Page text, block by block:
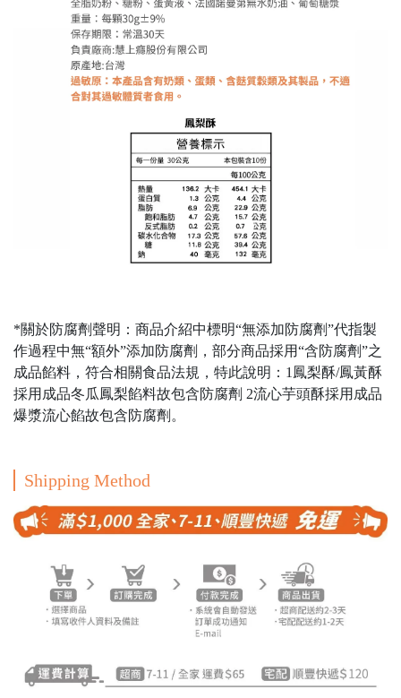
*關於防腐劑聲明：商品介紹中標明“無添加防腐劑”代指製
作過程中無“額外”添加防腐劑，部分商品採用“含防腐劑”之
成品餡料，符合相關食品法規，特此說明：1鳳梨酥/鳳黃酥
採用成品冬瓜鳳梨餡料故包含防腐劑 2流心芋頭酥採用成品
爆漿流心餡故包含防腐劑。
Shipping Method